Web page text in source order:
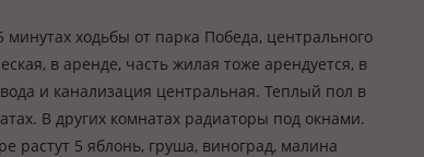
ходьбы от парка Победа, центрального
в аренде, часть жилая тоже арендуется, в
и канализация центральная. Теплый пол в
В других комнатах радиаторы под окнами.
растут 5 яблонь, груша, виноград, малина